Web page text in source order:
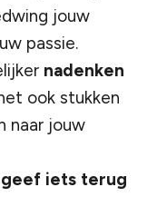
jouw
passie.
nadenken
ook stukken
naar jouw
geef iets terug